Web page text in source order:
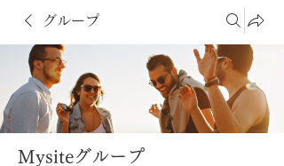
グループ
Mysiteグループ